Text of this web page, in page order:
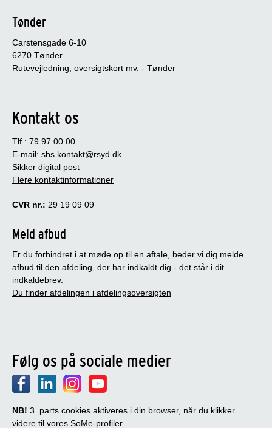
Tønder
Carstensgade 6-10
6270 Tønder
Rutevejledning, oversigtskort mv. - Tønder
Kontakt os
Tlf.: 79 97 00 00
E-mail: shs.kontakt@rsyd.dk
Sikker digital post
Flere kontaktinformationer
CVR nr.: 29 19 09 09
Meld afbud
Er du forhindret i at møde op til en aftale, beder vi dig melde
afbud til den afdeling, der har indkaldt dig - det står i dit
indkaldebrev.
Du finder afdelingen i afdelingsoversigten
Følg os på sociale medier
NB! 3. parts cookies aktiveres i din browser, når du klikker
videre til vores SoMe-profiler.